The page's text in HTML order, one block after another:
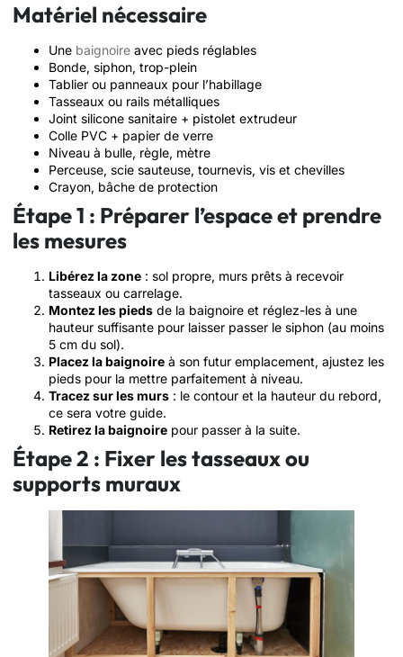
Matériel nécessaire
Une baignoire avec pieds réglables
Bonde, siphon, trop-plein
Tablier ou panneaux pour l’habillage
Tasseaux ou rails métalliques
Joint silicone sanitaire + pistolet extrudeur
Colle PVC + papier de verre
Niveau à bulle, règle, mètre
Perceuse, scie sauteuse, tournevis, vis et chevilles
Crayon, bâche de protection
Étape 1 : Préparer l’espace et prendre
les mesures
Libérez la zone : sol propre, murs prêts à recevoir
tasseaux ou carrelage.
Montez les pieds de la baignoire et réglez-les à une
hauteur suffisante pour laisser passer le siphon (au moins
5 cm du sol).
Placez la baignoire à son futur emplacement, ajustez les
pieds pour la mettre parfaitement à niveau.
Tracez sur les murs : le contour et la hauteur du rebord,
ce sera votre guide.
Retirez la baignoire pour passer à la suite.
Étape 2 : Fixer les tasseaux ou
supports muraux